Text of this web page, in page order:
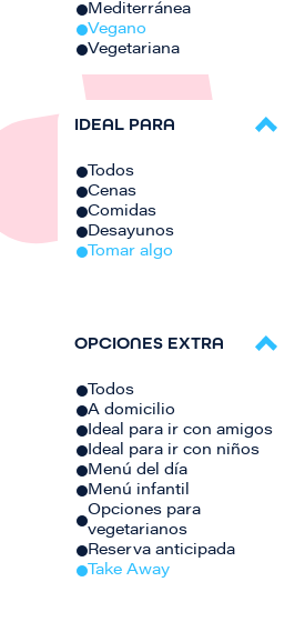
Mediterránea
Vegano
Vegetariana
IDEAL PARA
Todos
Cenas
Comidas
Desayunos
Tomar algo
OPCIONES EXTRA
Todos
A domicilio
Ideal para ir con amigos
Ideal para ir con niños
Menú del día
Menú infantil
Opciones para
vegetarianos
Reserva anticipada
Take Away